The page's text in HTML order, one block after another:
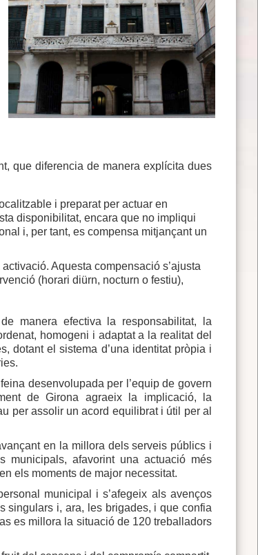
que diferencia de manera explícita dues
i preparat per actuar en
disponibilitat, encara que no impliqui
i, per tant, es compensa mitjançant un
Aquesta compensació s’ajusta
(horari diürn, nocturn o festiu),
manera efectiva la responsabilitat, la
homogeni i adaptat a la realitat del
dotant el sistema d’una identitat pròpia i
desenvolupada per l’equip de govern
de Girona agraeix la implicació, la
per assolir un acord equilibrat i útil per al
en la millora dels serveis públics i
municipals, afavorint una actuació més
els moments de major necessitat.
municipal i s’afegeix als avenços
singulars i, ara, les brigades, i que confia
es millora la situació de 120 treballadors